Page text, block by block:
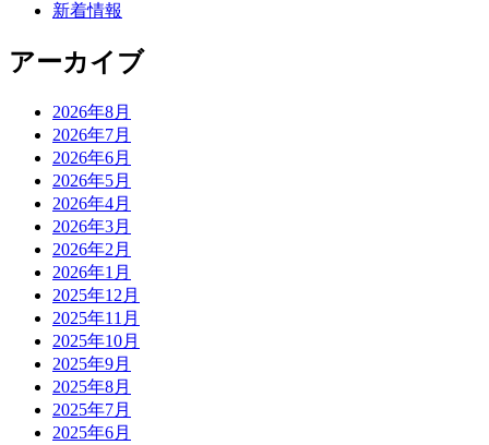
新着情報
アーカイブ
2026年8月
2026年7月
2026年6月
2026年5月
2026年4月
2026年3月
2026年2月
2026年1月
2025年12月
2025年11月
2025年10月
2025年9月
2025年8月
2025年7月
2025年6月